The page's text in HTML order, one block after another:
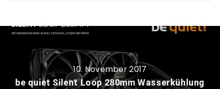
10. November 2017
be quiet Silent Loop 280mm Wasserkühlung